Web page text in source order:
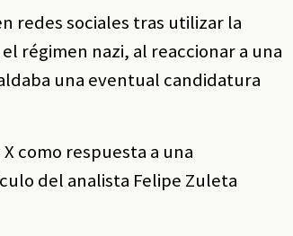
redes sociales tras utilizar la
régimen nazi, al reaccionar a una
una eventual candidatura
como respuesta a una
del analista Felipe Zuleta